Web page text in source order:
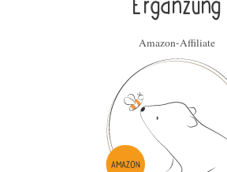
Ergän­zung
Amazon-Affiliate